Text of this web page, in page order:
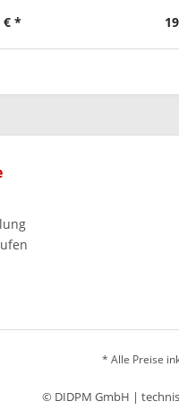
€ *
* Alle Preise
© DIDPM GmbH |